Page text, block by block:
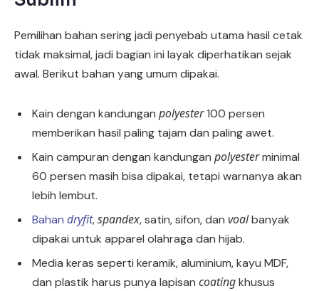
Pemilihan bahan sering jadi penyebab utama hasil cetak
tidak maksimal, jadi bagian ini layak diperhatikan sejak
awal. Berikut bahan yang umum dipakai.
Kain dengan kandungan polyester100 persen
memberikan hasil paling tajam dan paling awet.
Kain campuran dengan kandungan polyesterminimal
60 persen masih bisa dipakai, tetapi warnanya akan
lebih lembut.
Bahan dryfit,spandex, satin, sifon, dan voalbanyak
dipakai untuk apparel olahraga dan hijab.
Media keras seperti keramik, aluminium, kayu MDF,
dan plastik harus punya lapisan coatingkhusus